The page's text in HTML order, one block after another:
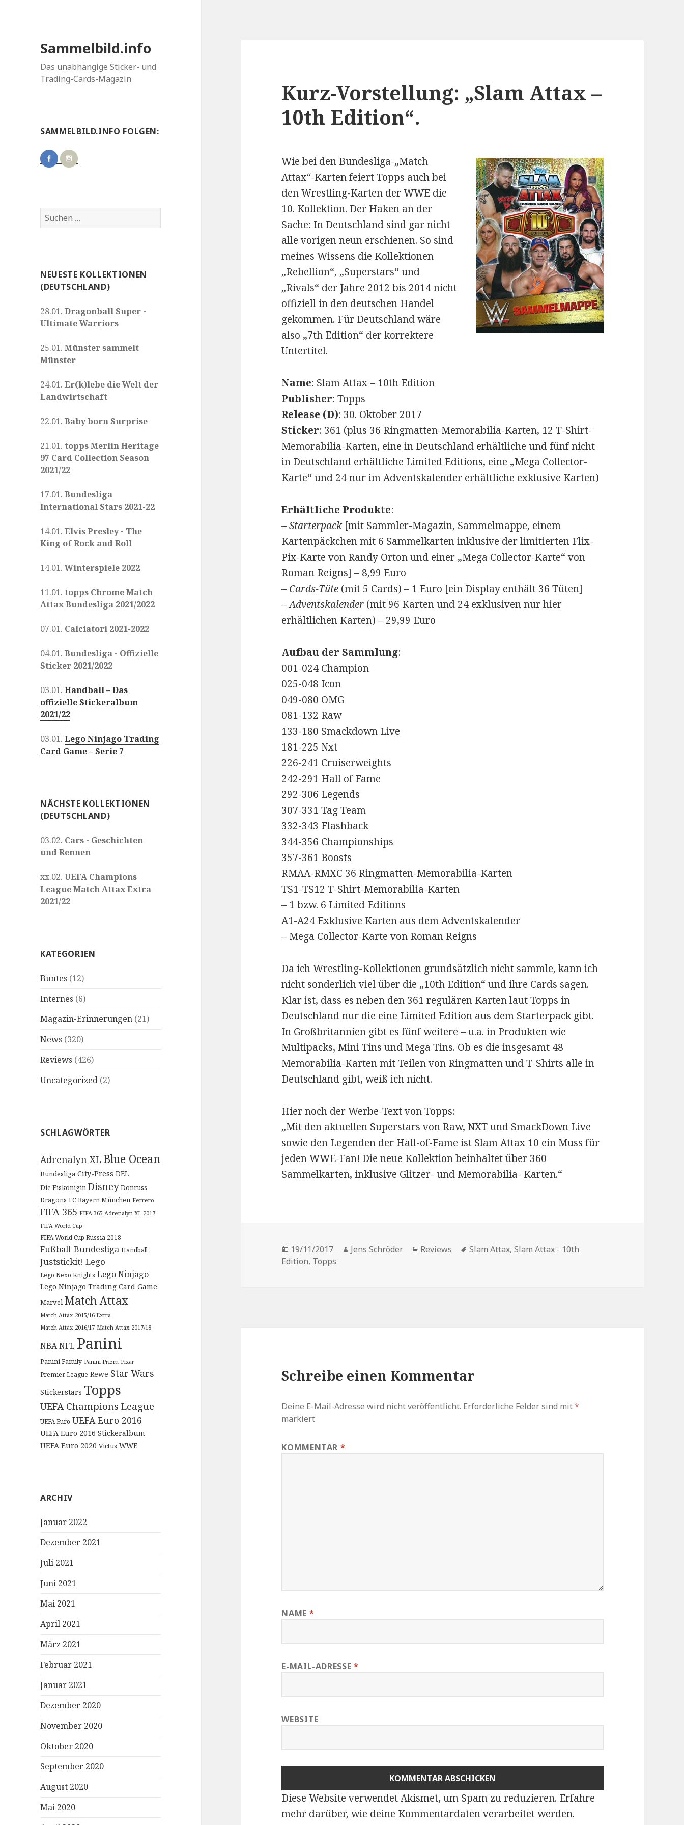
Sammelbild.info
Das unabhängige Sticker- und
Trading-Cards-Magazin
SAMMELBILD.INFO FOLGEN:
Suchen
nach:
NEUESTE KOLLEKTIONEN
(DEUTSCHLAND)
28.01.Dragonball Super -
Ultimate Warriors
25.01.Münster sammelt
Münster
24.01.Er(k)lebe die Welt der
Landwirtschaft
22.01.Baby born Surprise
21.01.topps Merlin Heritage
97 Card Collection Season
2021/22
17.01.Bundesliga
International Stars 2021-22
14.01.Elvis Presley - The
King of Rock and Roll
14.01.Winterspiele 2022
11.01.topps Chrome Match
Attax Bundesliga 2021/2022
07.01. Calciatori 2021-2022
04.01.Bundesliga - Offizielle
Sticker 2021/2022
03.01.Handball – Das
offizielle Stickeralbum
2021/22
03.01.Lego Ninjago Trading
Card Game – Serie 7
NÄCHSTE KOLLEKTIONEN
(DEUTSCHLAND)
03.02. Cars - Geschichten
und Rennen
xx.02.UEFA Champions
League Match Attax Extra
2021/22
KATEGORIEN
Buntes (12)
Internes (6)
Magazin-Erinnerungen (21)
News (320)
Reviews (426)
Uncategorized (2)
SCHLAGWÖRTER
Adrenalyn XL Blue Ocean
Bundesliga City-Press DEL
Die Eiskönigin Disney Donruss
Dragons FC Bayern München Ferrero
FIFA 365 FIFA 365 Adrenalyn XL 2017
FIFA World Cup
FIFA World Cup Russia 2018
Fußball-Bundesliga Handball
Juststickit! Lego
Lego Nexo Knights Lego Ninjago
Lego Ninjago Trading Card Game
Marvel Match Attax
Match Attax 2015/16 Extra
Match Attax 2016/17 Match Attax 2017/18
NBANFL Panini
Panini Family Panini Prizm Pixar
Premier League Rewe Star Wars
Stickerstars Topps
UEFA Champions League
UEFA Euro UEFA Euro 2016
UEFA Euro 2016 Stickeralbum
UEFA Euro 2020 Victus WWE
ARCHIV
Januar 2022
Dezember 2021
Juli 2021
Juni 2021
Mai 2021
April 2021
März 2021
Februar 2021
Januar 2021
Dezember 2020
November 2020
Oktober 2020
September 2020
August 2020
Mai 2020
Kurz-Vorstellung: „Slam Attax –
10th Edition“.
Wie bei den Bundesliga-„Match
Attax“-Karten feiert Topps auch bei
den Wrestling-Karten der WWE die
10. Kollektion. Der Haken an der
Sache: In Deutschland sind gar nicht
alle vorigen neun erschienen. So sind
meines Wissens die Kollektionen
„Rebellion“, „Superstars“ und
„Rivals“ der Jahre 2012 bis 2014 nicht
offiziell in den deutschen Handel
gekommen. Für Deutschland wäre
also „7th Edition“ der korrektere
Untertitel.
Name: Slam Attax – 10th Edition
Publisher: Topps
Release (D): 30. Oktober 2017
Sticker: 361 (plus 36 Ringmatten-Memorabilia-Karten, 12 T-Shirt-
Memorabilia-Karten, eine in Deutschland erhältliche und fünf nicht
in Deutschland erhältliche Limited Editions, eine „Mega Collector-
Karte“ und 24 nur im Adventskalender erhältliche exklusive Karten)
Erhältliche Produkte:
–Starterpack[mit Sammler-Magazin, Sammelmappe, einem
Kartenpäckchen mit 6 Sammelkarten inklusive der limitierten Flix-
Pix-Karte von Randy Orton und einer „Mega Collector-Karte“ von
Roman Reigns] – 8,99 Euro
– Cards-Tüte (mit 5 Cards) – 1 Euro [ein Display enthält 36 Tüten]
–Adventskalender (mit 96 Karten und 24 exklusiven nur hier
erhältlichen Karten) – 29,99 Euro
Aufbau der Sammlung:
001-024 Champion
025-048 Icon
049-080 OMG
081-132 Raw
133-180 Smackdown Live
181-225 Nxt
226-241 Cruiserweights
242-291 Hall of Fame
292-306 Legends
307-331 Tag Team
332-343 Flashback
344-356 Championships
357-361 Boosts
RMAA-RMXC 36 Ringmatten-Memorabilia-Karten
TS1-TS12 T-Shirt-Memorabilia-Karten
– 1 bzw. 6 Limited Editions
A1-A24 Exklusive Karten aus dem Adventskalender
– Mega Collector-Karte von Roman Reigns
Da ich Wrestling-Kollektionen grundsätzlich nicht sammle, kann ich
nicht sonderlich viel über die „10th Edition“ und ihre Cards sagen.
Klar ist, dass es neben den 361 regulären Karten laut Topps in
Deutschland nur die eine Limited Edition aus dem Starterpack gibt.
In Großbritannien gibt es fünf weitere – u.a. in Produkten wie
Multipacks, Mini Tins und Mega Tins. Ob es die insgesamt 48
Memorabilia-Karten mit Teilen von Ringmatten und T-Shirts alle in
Deutschland gibt, weiß ich nicht.
Hier noch der Werbe-Text von Topps:
„Mit den aktuellen Superstars von Raw, NXT und SmackDown Live
sowie den Legenden der Hall-of-Fame ist Slam Attax 10 ein Muss für
jeden WWE-Fan! Die neue Kollektion beinhaltet über 360
Sammelkarten, inklusive Glitzer- und Memorabilia- Karten.“
Veröffentlicht
am
19/11/2017 Autor
Jens Schröder Kategorien
Reviews Schlagwörter
Slam Attax,Slam Attax - 10th
Edition, Topps
Schreibe einen Kommentar
Deine E-Mail-Adresse wird nicht veröffentlicht. Erforderliche Felder sind mit*
markiert
KOMMENTAR *
NAME *
E-MAIL-ADRESSE *
WEBSITE
Diese Website verwendet Akismet, um Spam zu reduzieren. Erfahre
mehr darüber, wie deine Kommentardaten verarbeitet werden.